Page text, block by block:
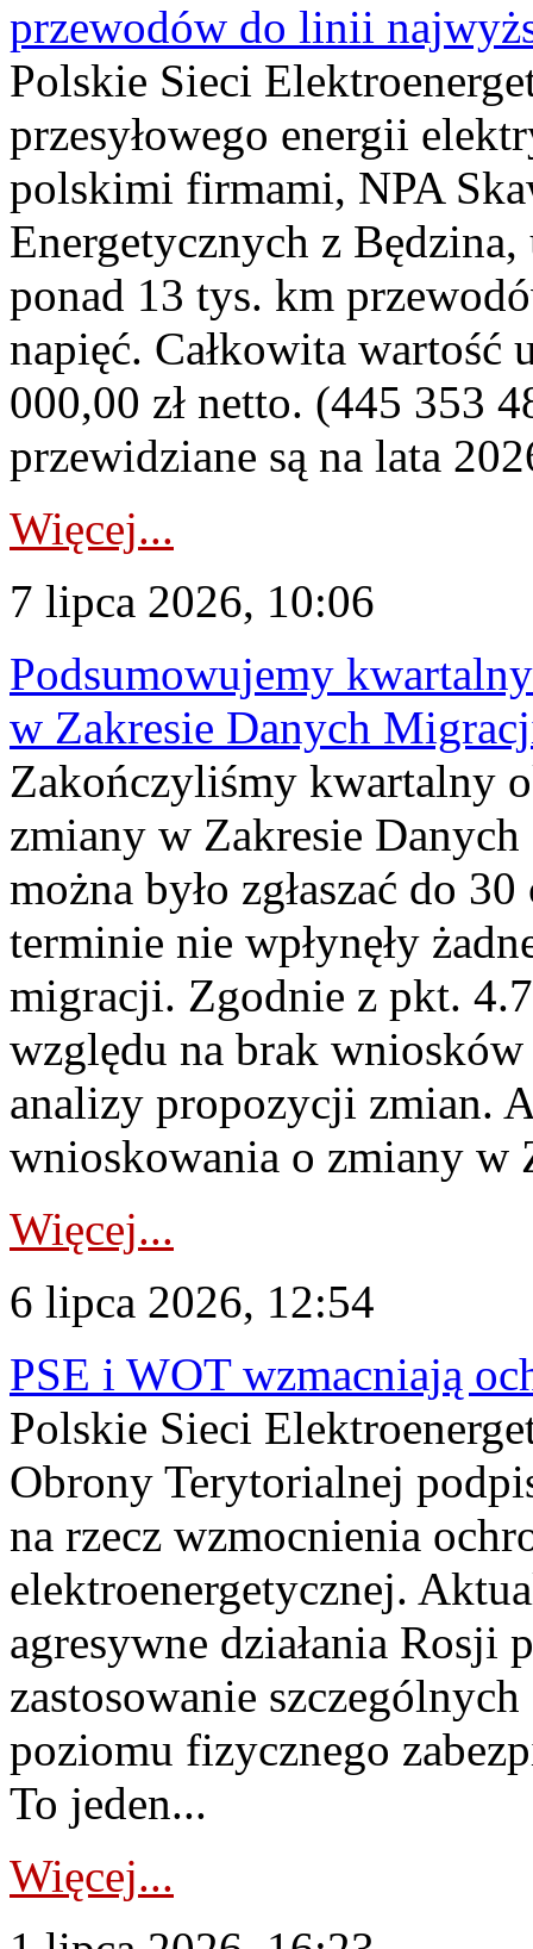
przewodów do linii
Polskie Sieci
przesyłowego energii
polskimi firmami, NPA
Energetycznych z
ponad 13 tys. km
napięć. Całkowita
000,00 zł netto. (445 353
przewidziane są na lata
Więcej...
7 lipca 2026, 10:06
Podsumowujemy
w Zakresie Danych
Zakończyliśmy kwartalny
zmiany w Zakresie
można było zgłaszać do
terminie nie wpłynęły
migracji. Zgodnie z pkt.
względu na brak
analizy propozycji zmian.
wnioskowania o zmiany w
Więcej...
6 lipca 2026, 12:54
PSE i WOT wzmacniają
Polskie Sieci
Obrony Terytorialnej
na rzecz wzmocnienia
elektroenergetycznej.
agresywne działania Rosji
zastosowanie
poziomu fizycznego
To jeden...
Więcej...